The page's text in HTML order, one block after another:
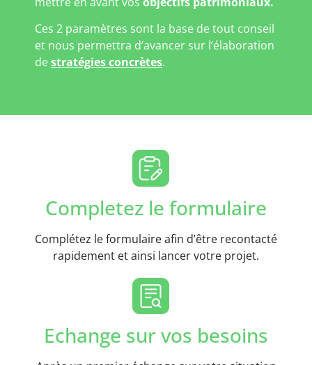
Ces 2 paramètres sont la base de tout conseil
et nous permettra d’avancer sur l’élaboration
destratégies concrètes.
Completez le formulaire
Complétez le formulaire afin d’être recontacté
rapidement et ainsi lancer votre projet.
Echange sur vos besoins